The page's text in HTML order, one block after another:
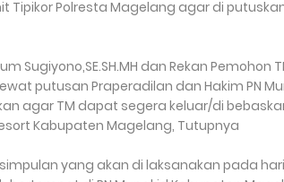
Tipikor Polresta Magelang agar di
Sugiyono,SE.SH.MH dan Rekan Pemohon
putusan Praperadilan dan Hakim PN
agar TM dapat segera keluar/di
Kabupaten Magelang, Tutupnya
yang akan di laksanakan pada